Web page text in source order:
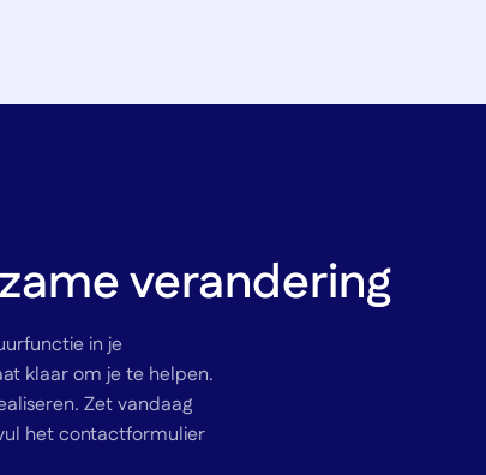
verandering
in je
klaar om je te helpen.
Zet vandaag
het contactformulier